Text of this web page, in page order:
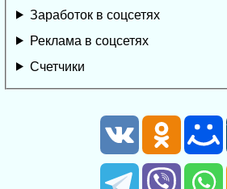
Заработок в соцсетях
Реклама в соцсетях
Счетчики